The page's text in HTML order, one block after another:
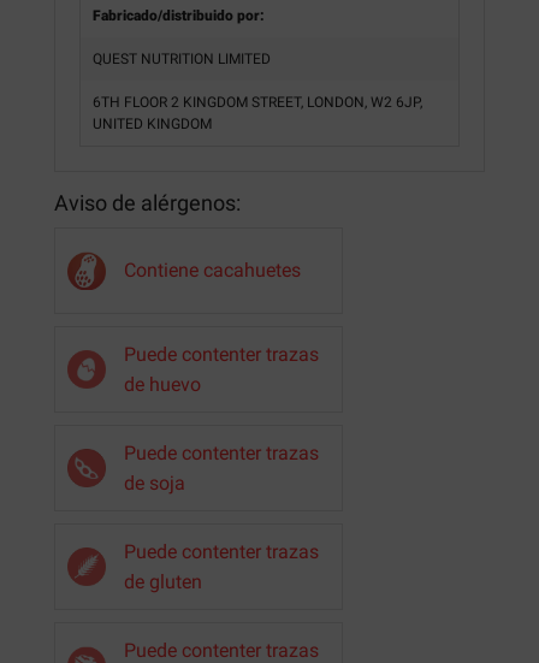
Fabricado/distribuido por:
QUEST NUTRITION LIMITED
6TH FLOOR 2 KINGDOM STREET, LONDON, W2 6JP,
UNITED KINGDOM
Aviso de alérgenos:
Contiene cacahuetes
Puede contenter trazas
de huevo
Puede contenter trazas
de soja
Puede contenter trazas
de gluten
Puede contenter trazas